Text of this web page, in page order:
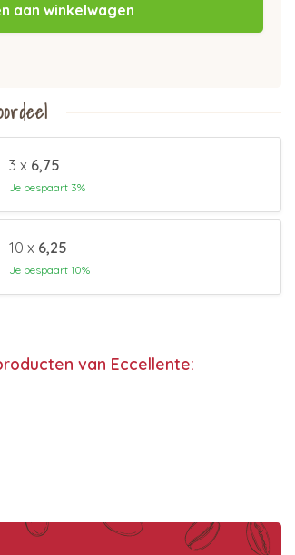
aan winkelwagen
3 x 6,75
Je bespaart 3%
10 x 6,25
Je bespaart 10%
van Eccellente: